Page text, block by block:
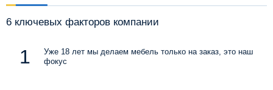
6 ключевых факторов компании
Уже 18 лет мы делаем мебель только на заказ, это наш
фокус